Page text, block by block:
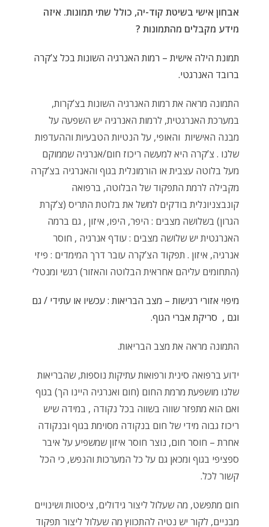
אבחון אישי בשיטת קוד-יה, כולל שתי תמונות. איזה
מידע מקבלים מהתמונות ?
תמונת הילה אישית – רמות האנרגיה השונות בכל צ’קרה
ברובד האנרגטי.
התמונה מראה את רמות האנרגיה השונות בצ’קרות,
במערכת האנרגטית, לרמות האנרגיה יש השפעה על
מבנה האישיות והאופי, על הנטיות הטבעיות וההעדפות
שלנו . צ’קרה היא למעשה ריכוז חום/אנרגיה שממוקם
מעל בלוטה עצבית או הורמונלית בגוף והאנרגיה בצ’קרה
מקבילה לרמת התפקוד של הבלוטה, ברפואה
קונבצניונלית בודקים למשל את בלוטת התריס (צ’קרת
הגרון) בשלושה מצבים : היפר, היפו, איזון , גם ברמה
האנרגטית יש שלושה מצבים : עודף אנרגיה , חוסר
אנרגיה, איזון . תפקוד הצ’קרה עובר דרך המימדים : פיזי
(התחומים עליהם אחראית הבלוטה והאזור) רגשי ומנטלי
מיפוי אזורי רגישות – מצב הבריאות : עכשיו או עתידי / גם
וגם , סריקת אברי הגוף.
התמונה מראה את מצב הבריאות.
ידוע ברפואה סינית ורפואות עתיקות נוספות, שהבריאות
שלנו מושפעת מרמת החום (חום ואנרגיה היינו הך) בגוף
ואם הוא מתפזר שווה בשווה בכל נקודה , במידה שיש
ריכוז גבוה מידי של חום בנקודה מסוימת בגוף ובנקודה
אחרת – חוסר חום, נוצר חוסר איזון שמשפיע על איבר
ספציפי בגוף ומכאן גם על כל המערכות והנפש, כי הכל
קשור לכל.
חום מתפשט, מה שעלול ליצור גידולים, ציסטות ושינויים
מבניים, לקור יש נטיה להתכווץ מה שעלול ליצור תפקוד